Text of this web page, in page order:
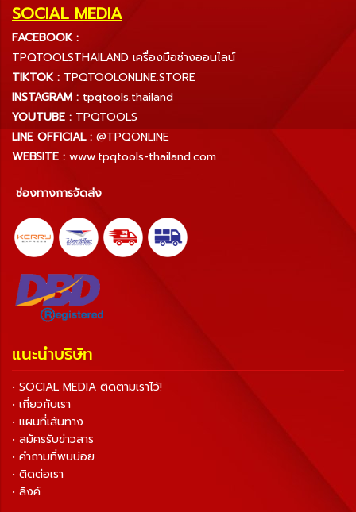
SOCIAL MEDIA
FACEBOOK :
TPQTOOLSTHAILAND เครื่องมือช่างออนไลน์
TIKTOK : TPQTOOLONLINE.STORE
INSTAGRAM : tpqtools.thailand
YOUTUBE : TPQTOOLS
LINE OFFICIAL : @TPQONLINE
WEBSITE : www.tpqtools-thailand.com
ช่องทางการจัดส่ง
แนะนำบริษัท
• SOCIAL MEDIA ติดตามเราไว้!
• เกี่ยวกับเรา
• แผนที่เส้นทาง
• สมัครรับข่าวสาร
• คำถามที่พบบ่อย
• ติดต่อเรา
• ลิงค์